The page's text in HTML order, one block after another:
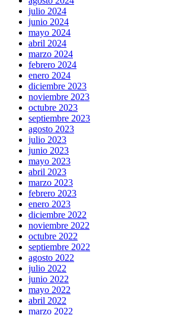
julio 2024
junio 2024
mayo 2024
abril 2024
marzo 2024
febrero 2024
enero 2024
diciembre 2023
noviembre 2023
octubre 2023
septiembre 2023
agosto 2023
julio 2023
junio 2023
mayo 2023
abril 2023
marzo 2023
febrero 2023
enero 2023
diciembre 2022
noviembre 2022
octubre 2022
septiembre 2022
agosto 2022
julio 2022
junio 2022
mayo 2022
abril 2022
marzo 2022